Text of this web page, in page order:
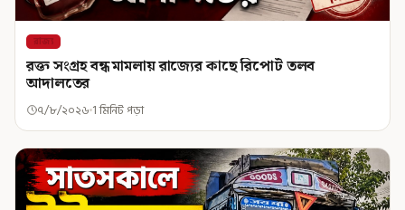
রাজ্য
রক্ত সংগ্রহ বন্ধ মামলায় রাজ্যের কাছে রিপোর্ট তলব
আদালতের
৭/৮/২০২৬ 1 মিনিট পড়া